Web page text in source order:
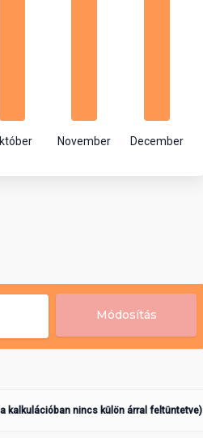
November December
Módosítás
kalkulációban nincs külön árral feltüntetve)